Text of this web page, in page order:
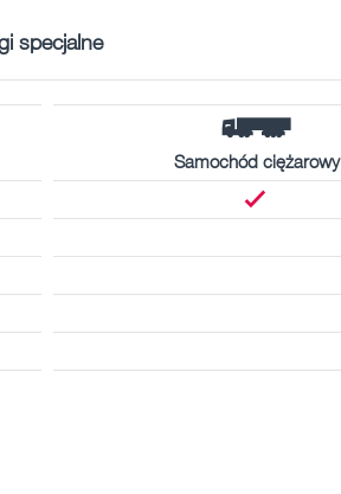
specjalne
Samochód ciężarowy